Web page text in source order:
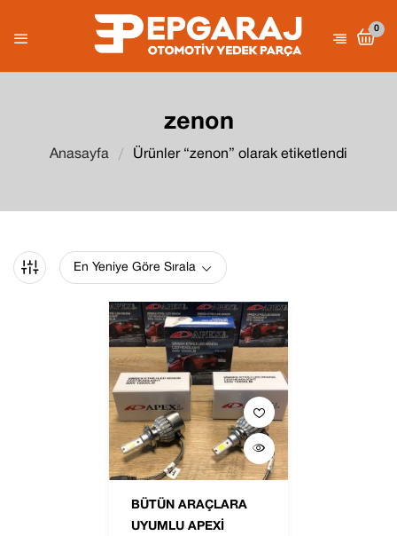
0
zenon
Anasayfa Ürünler “zenon” olarak etiketlendi
En Yeniye Göre Sırala
BÜTÜN ARAÇLARA
UYUMLU APEXİ